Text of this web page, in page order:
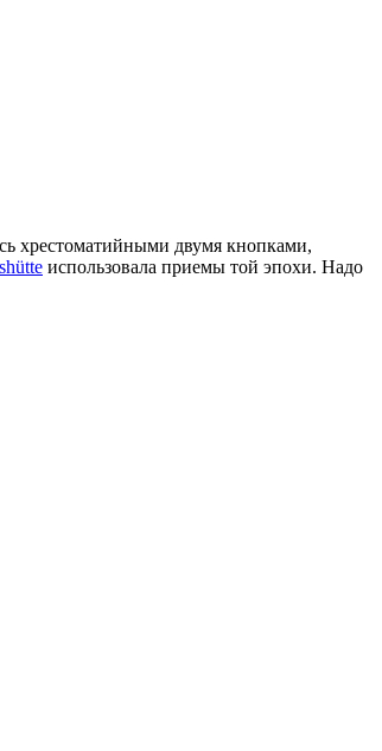
хрестоматийными двумя кнопками,
использовала приемы той эпохи. Надо